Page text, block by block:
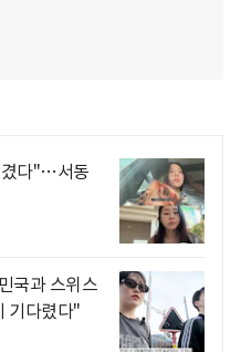
겼다"…서동
국과 스위스
기다렸다"